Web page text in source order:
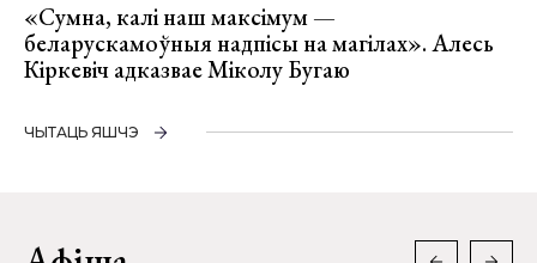
«Сумна, калі наш максімум —
беларускамоўныя надпісы на магілах». Алесь
Кіркевіч адказвае Міколу Бугаю
ЧЫТАЦЬ ЯШЧЭ